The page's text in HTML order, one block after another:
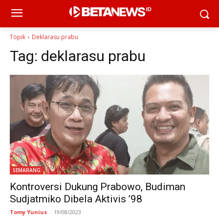
Topik Deklarasu prabu
Tag: deklarasu prabu
SEMARANG
Kontroversi Dukung Prabowo, Budiman
Sudjatmiko Dibela Aktivis ’98
Tomy Yunius - 19/08/2023